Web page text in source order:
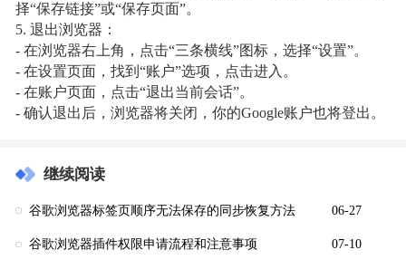
择“保存链接”或“保存页面”。
5. 退出浏览器：
- 在浏览器右上角，点击“三条横线”图标，选择“设置”。
- 在设置页面，找到“账户”选项，点击进入。
- 在账户页面，点击“退出当前会话”。
- 确认退出后，浏览器将关闭，你的Google账户也将登出。
继续阅读
谷歌浏览器标签页顺序无法保存的同步恢复方法 06-27
谷歌浏览器插件权限申请流程和注意事项 07-10